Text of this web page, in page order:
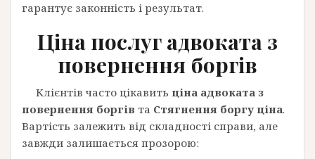
гарантує законність і результат.
Ціна послуг адвоката з
повернення боргів
Клієнтів часто цікавить ціна адвоката з
повернення боргів та Стягнення боргу ціна.
Вартість залежить від складності справи, але
завжди залишається прозорою: